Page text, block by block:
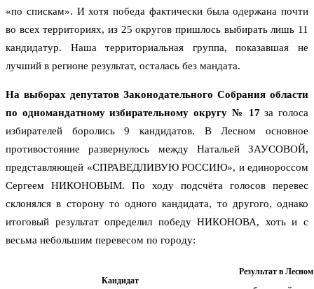
«по спискам». И хотя победа фактически была одержана почти
во всех территориях, из 25 округов пришлось выбирать лишь 11
кандидатур. Наша территориальная группа, показавшая не
лучший в регионе результат, осталась без мандата.
На выборах депутатов Законодательного Собрания области
по одномандатному избирательному округу № 17за голоса
избирателей боролись 9 кандидатов. В Лесном основное
противостояние развернулось между Натальей ЗАУСОВОЙ,
представляющей «СПРАВЕДЛИВУЮ РОССИЮ», и единороссом
Сергеем НИКОНОВЫМ. По ходу подсчёта голосов перевес
склонялся в сторону то одного кандидата, то другого, однако
итоговый результат определил победу НИКОНОВА, хоть и с
весьма небольшим перевесом по городу:
Кандидат
Результат в